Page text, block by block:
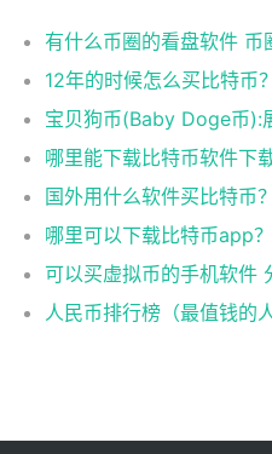
有什么币圈的看盘软件 币
宝贝狗币(Baby Doge币):
国外用什么软件买比特币
哪里可以下载比特币app
可以买虚拟币的手机软件
人民币排行榜（最值钱的